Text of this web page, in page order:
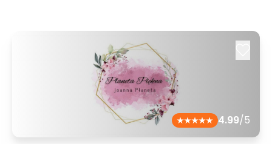
4.99/5